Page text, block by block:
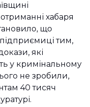
хабаря
що
тим,
які
у кримінальному
не зробили,
40 тисяч